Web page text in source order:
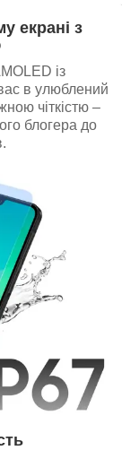
екрані з
із
в улюблений
чіткістю –
блогера до